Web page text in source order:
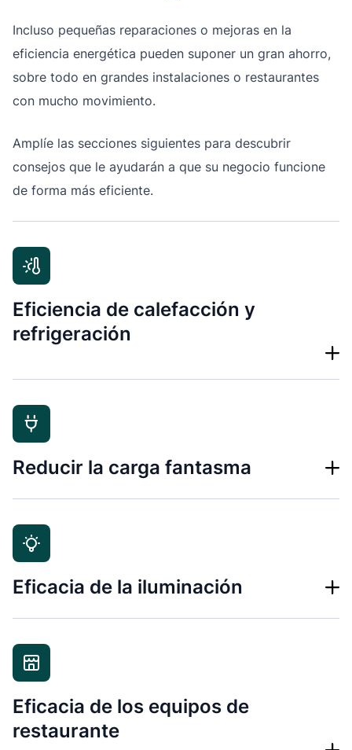
Incluso pequeñas reparaciones o mejoras en la
eficiencia energética pueden suponer un gran ahorro,
sobre todo en grandes instalaciones o restaurantes
con mucho movimiento.
Amplíe las secciones siguientes para descubrir
consejos que le ayudarán a que su negocio funcione
de forma más eficiente.
Eficiencia de calefacción y
refrigeración
Reducir la carga fantasma
Eficacia de la iluminación
Eficacia de los equipos de
restaurante